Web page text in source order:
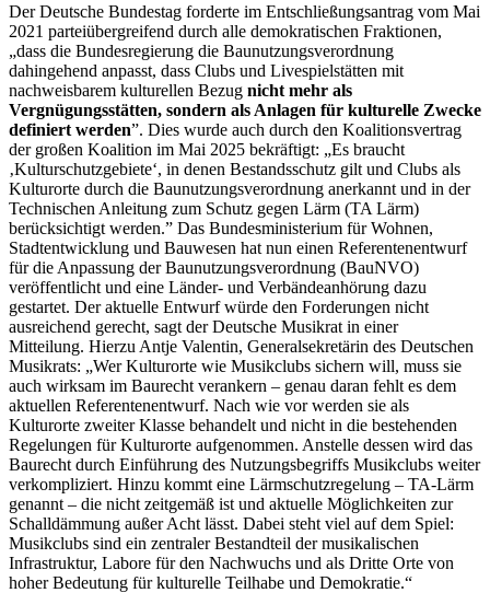
Der Deutsche Bundestag forderte im Entschließungsantrag vom Mai
2021 parteiübergreifend durch alle demokratischen Fraktionen,
„dass die Bundesregierung die Baunutzungsverordnung
dahingehend anpasst, dass Clubs und Livespielstätten mit
nachweisbarem kulturellen Bezug nicht mehr als
Vergnügungsstätten, sondern als Anlagen für kulturelle Zwecke
definiert werden”. Dies wurde auch durch den Koalitionsvertrag
der großen Koalition im Mai 2025 bekräftigt: „Es braucht
‚Kulturschutzgebiete‘, in denen Bestandsschutz gilt und Clubs als
Kulturorte durch die Baunutzungsverordnung anerkannt und in der
Technischen Anleitung zum Schutz gegen Lärm (TA Lärm)
berücksichtigt werden.” Das Bundesministerium für Wohnen,
Stadtentwicklung und Bauwesen hat nun einen Referentenentwurf
für die Anpassung der Baunutzungsverordnung (BauNVO)
veröffentlicht und eine Länder- und Verbändeanhörung dazu
gestartet. Der aktuelle Entwurf würde den Forderungen nicht
ausreichend gerecht, sagt der Deutsche Musikrat in einer
Mitteilung. Hierzu Antje Valentin, Generalsekretärin des Deutschen
Musikrats: „Wer Kulturorte wie Musikclubs sichern will, muss sie
auch wirksam im Baurecht verankern – genau daran fehlt es dem
aktuellen Referentenentwurf. Nach wie vor werden sie als
Kulturorte zweiter Klasse behandelt und nicht in die bestehenden
Regelungen für Kulturorte aufgenommen. Anstelle dessen wird das
Baurecht durch Einführung des Nutzungsbegriffs Musikclubs weiter
verkompliziert. Hinzu kommt eine Lärmschutzregelung – TA-Lärm
genannt – die nicht zeitgemäß ist und aktuelle Möglichkeiten zur
Schalldämmung außer Acht lässt. Dabei steht viel auf dem Spiel:
Musikclubs sind ein zentraler Bestandteil der musikalischen
Infrastruktur, Labore für den Nachwuchs und als Dritte Orte von
hoher Bedeutung für kulturelle Teilhabe und Demokratie.“